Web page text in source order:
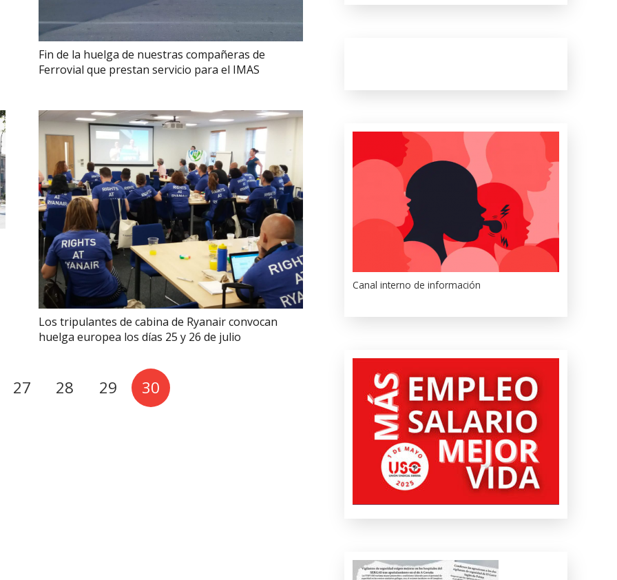
Fin de la huelga de nuestras compañeras de
Ferrovial que prestan servicio para el IMAS
Los tripulantes de cabina de Ryanair convocan
huelga europea los días 25 y 26 de julio
27 28 29 30
Canal interno de información